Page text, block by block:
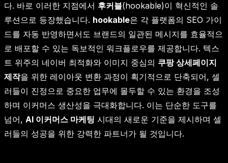
다. 바로 이러한 지점에서 후커블(hookable)이 혁신적인 솔
루션으로 등장했습니다. hookable은 각 플랫폼의 SEO 가이
드를 자동 반영하면서도 브랜드의 일관된 메시지를 효율적으
로 배포할 수 있는 독보적인 워크플로우를 제공합니다. 텍스
트 위주의 네이버 최적화와 이미지 중심의 쿠팡 상세페이지
제작을 위한 레이아웃 변환 과정이 획기적으로 단축되어, 셀
러들이 진정으로 중요한 업무에 몰두할 수 있는 환경을 조성
하며 이커머스 생산성을 극대화합니다. 이는 단순한 도구를
넘어, AI 이커머스 마케팅 시대의 새로운 기준을 제시하며 셀
러들의 성공을 위한 강력한 파트너가 될 것입니다.